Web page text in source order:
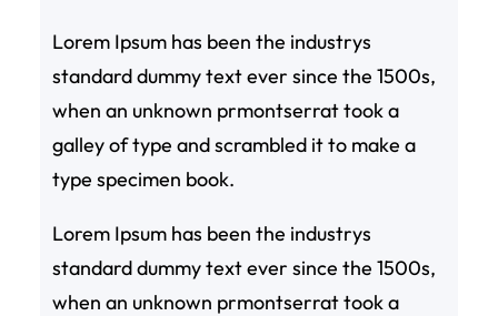
Lorem Ipsum has been the industrys
standard dummy text ever since the 1500s,
when an unknown prmontserrat took a
galley of type and scrambled it to make a
type specimen book.
Lorem Ipsum has been the industrys
standard dummy text ever since the 1500s,
when an unknown prmontserrat took a